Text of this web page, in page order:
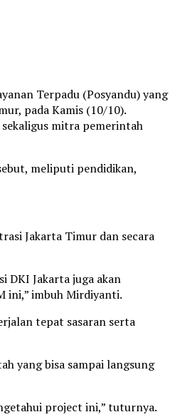
Terpadu (Posyandu) yang
pada Kamis (10/10).
mitra pemerintah
meliputi pendidikan,
Jakarta Timur dan secara
DKI Jakarta juga akan
ini,” imbuh Mirdiyanti.
tepat sasaran serta
yang bisa sampai langsung
project ini,” tuturnya.